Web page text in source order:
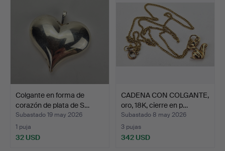
Colgante en forma de
corazón de plata de S…
Subastado 19 may 2026
1 puja
32 USD
CADENA CON COLGANTE,
oro, 18K, cierre en p…
Subastado 8 may 2026
3 pujas
342 USD